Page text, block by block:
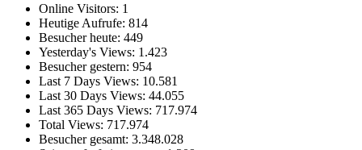
Online Visitors: 1
Heutige Aufrufe: 814
Besucher heute: 449
Yesterday's Views: 1.423
Besucher gestern: 954
Last 7 Days Views: 10.581
Last 30 Days Views: 44.055
Last 365 Days Views: 717.974
Total Views: 717.974
Besucher gesamt: 3.348.028